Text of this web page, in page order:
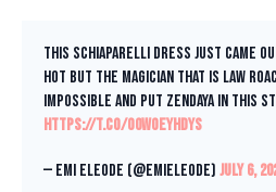
This Schiaparelli dress just came
hot but the magician that is Law
impossible and put Zendaya in this
https://t.co/o0wOEyhdYS
— Emi Eleode (@EmiEleode) July 6,